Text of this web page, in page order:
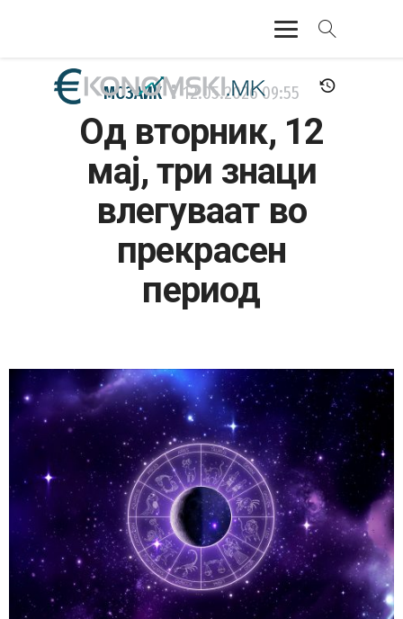
АКТУЕЛНО
ЕКОНОМИЈА
ФИНАНСИИ
БАНКАРСТВО
ЖИВОТ
МОЗАИК 12.05.202609:55
Од вторник, 12
мај, три знаци
влегуваат во
прекрасен
период